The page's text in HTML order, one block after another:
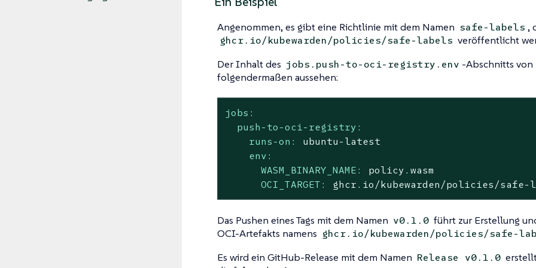
Angenommen, es gibt eine Richtlinie mit dem Namen safe-labels ,
ghcr.io/kubewarden/policies/safe-labels veröffentlicht
Der Inhalt des jobs.push-to-oci-registry.env -Abschnitts von
folgendermaßen aussehen:
jobs:
push-to-oci-registry:
runs-on:
ubuntu-latest
env:
WASM_BINARY_NAME:
policy.wasm
OCI_TARGET:
ghcr.io/kubewarden/policies/safe-
Das Pushen eines Tags mit dem Namen v0.1.0 führt zur Erstellung
OCI-Artefakts namens ghcr.io/kubewarden/policies/safe-
Es wird ein GitHub-Release mit dem Namen Release v0.1.0